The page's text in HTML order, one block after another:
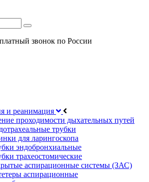
звонок по России
и реанимация
проходимости дыхательных путей
трубки
для ларингоскопа
эндобронхиальные
трахеостомические
аспирационные системы (ЗАС)
аспирационные